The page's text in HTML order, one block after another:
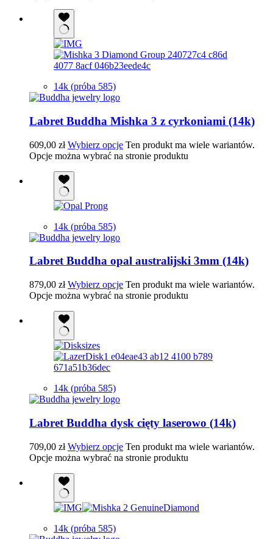
14k (próba 585)
Labret Buddha Mishka 3 z cyrkoniami (14k)
609,00 zł Wybierz opcje Ten produkt ma wiele wariantów.
Opcje można wybrać na stronie produktu
14k (próba 585)
Labret Buddha opal australijski 3mm (14k)
879,00 zł Wybierz opcje Ten produkt ma wiele wariantów.
Opcje można wybrać na stronie produktu
14k (próba 585)
Labret Buddha dysk cięty laserowo (14k)
709,00 zł Wybierz opcje Ten produkt ma wiele wariantów.
Opcje można wybrać na stronie produktu
14k (próba 585)